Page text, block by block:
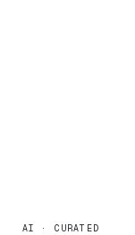
AI · CURATED